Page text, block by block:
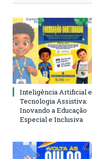
Inteligência Artificial e
Tecnologia Assistiva:
Inovando a Educação
Especial e Inclusiva